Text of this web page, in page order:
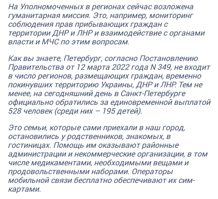
На Уполномоченных в регионах сейчас возложена
гуманитарная миссия. Это, например, мониторинг
соблюдения прав прибывающих граждан с
территории ДНР и ЛНР и взаимодействие с органами
власти и МЧС по этим вопросам.
Как вы знаете, Петербург, согласно Постановлению
Правительства от 12 марта 2022 года N 349, не входит
в число регионов, размещающих граждан, временно
покинувших территорию Украины, ДНР и ЛНР. Тем не
менее, на сегодняшний день в Санкт-Петербурге
официально обратились за единовременной выплатой
528 человек (среди них – 195 детей).
Это семьи, которые сами приехали в наш город,
остановились у родственников, знакомых, в
гостиницах. Помощь им оказывают районные
администрации и некоммерческие организации, в том
числе медикаментами, необходимыми вещами и
продовольственными наборами. Операторы
мобильной связи бесплатно обеспечивают их сим-
картами.